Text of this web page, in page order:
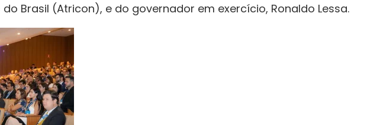
Brasil (Atricon), e do governador em exercício, Ronaldo Lessa.